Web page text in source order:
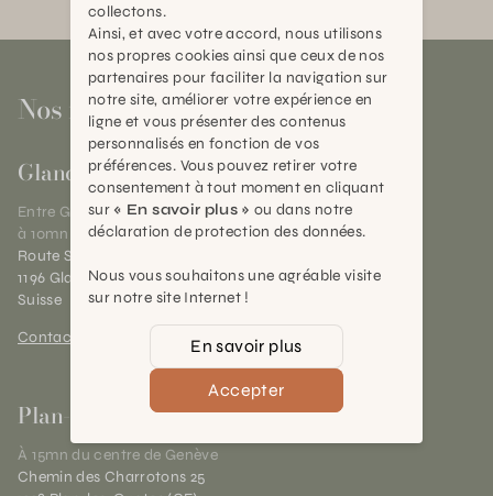
Nos magasins
Gland
Entre Genève et Lausanne,
à 10mn de Nyon
Route Suisse 40
1196 Gland (VD)
Suisse
Contact et horaires
Plan-les-Ouates
À 15mn du centre de Genève
Chemin des Charrotons 25
collectons.
Ainsi, et avec votre accord, nous utilisons
nos propres cookies ainsi que ceux de nos
partenaires pour faciliter la navigation sur
notre site, améliorer votre expérience en
ligne et vous présenter des contenus
personnalisés en fonction de vos
préférences. Vous pouvez retirer votre
consentement à tout moment en cliquant
sur « En savoir plus » ou dans notre
déclaration de protection des données.
Nous vous souhaitons une agréable visite
sur notre site Internet !
En savoir plus
Accepter